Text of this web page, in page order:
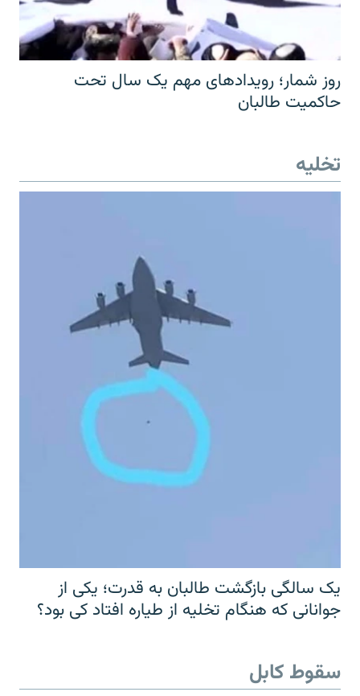
روز شمار؛ رویدادهای مهم یک سال تحت
حاکمیت طالبان
تخلیه
یک سالگی بازگشت طالبان به قدرت؛ یکی از
جوانانی که هنگام تخلیه از طیاره افتاد کی بود؟
سقوط کابل